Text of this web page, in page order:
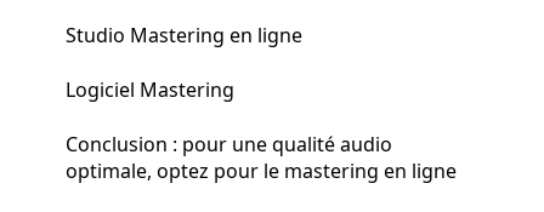
Studio Mastering en ligne
Logiciel Mastering
Conclusion : pour une qualité audio
optimale, optez pour le mastering en ligne